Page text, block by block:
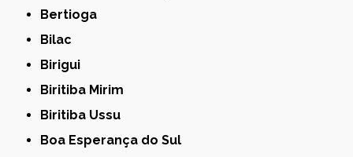
Bertioga
Bilac
Birigui
Biritiba Mirim
Biritiba Ussu
Boa Esperança do Sul